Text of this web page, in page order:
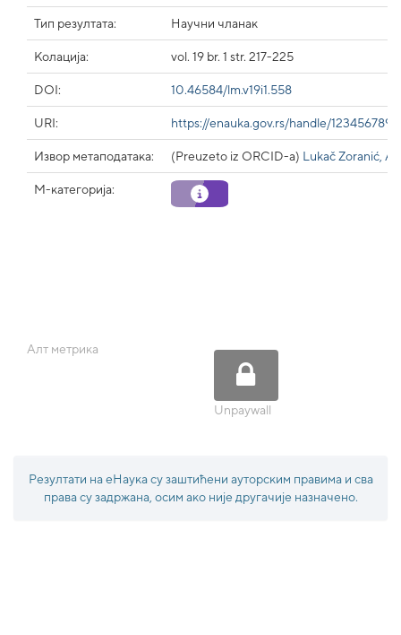
Тип резултата: Научни чланак
Колација: vol. 19 br. 1 str. 217-225
DOI: 10.46584/lm.v19i1.558
URI: https://enauka.gov.rs/handle/
Извор метаподатака: (Preuzeto iz ORCID-a) Lukač Zoranić,
М-категорија:
Алт метрика
Unpaywall
Резултати на еНаука су заштићени ауторским правима и сва
права су задржана, осим ако није другачије назначено.